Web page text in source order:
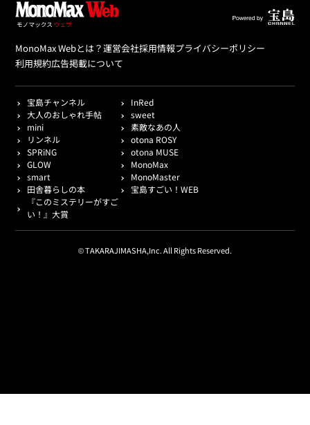
MonoMax Webとは？運営会社採用情報プライバシーポリシー
利用規約広告掲載について
宝島チャンネル
InRed
大人のおしゃれ手帖
sweet
mini
素敵なあの人
リンネル
otona ROSY
SPRiNG
otona MUSE
GLOW
MonoMax
smart
MonoMaster
田舎暮らしの本
宝島すごい！WEB
『このミステリーがすご
い！』大賞
© TAKARAJIMASHA,Inc. All Rights Reserved.